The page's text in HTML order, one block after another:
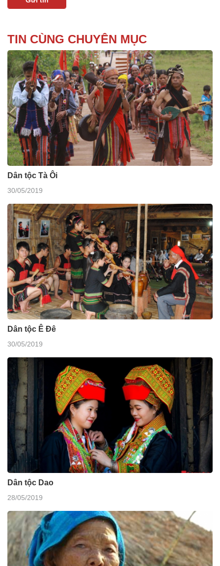
TIN CÙNG CHUYÊN MỤC
Dân tộc Tà Ôi
30/05/2019
Dân tộc Ê Đê
30/05/2019
Dân tộc Dao
28/05/2019